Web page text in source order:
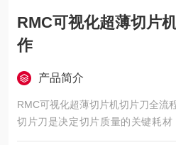
RMC可视化超薄切片
作
产品简介
RMC可视化超薄切片机切片刀全流
切片刀是决定切片质量的关键耗材
刀与钻石刀，需根据样本特性选择。